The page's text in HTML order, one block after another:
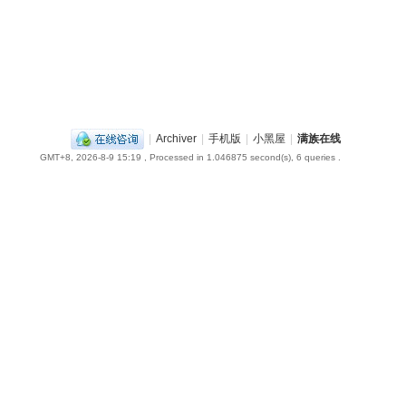
| Archiver | 手机版 | 小黑屋 | 满族在线
GMT+8, 2026-8-9 15:19 , Processed in 1.046875 second(s), 6 queries .